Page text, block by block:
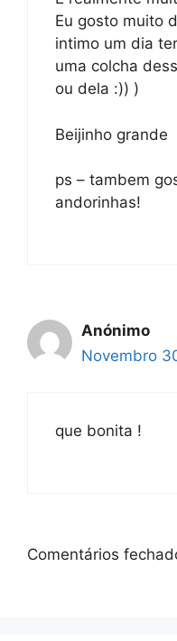
Eu gosto muito
intimo um dia
uma colcha
ou dela :)) )
Beijinho grande
ps – tambem
andorinhas!
Anónimo
Novembro
que bonita !
Comentários